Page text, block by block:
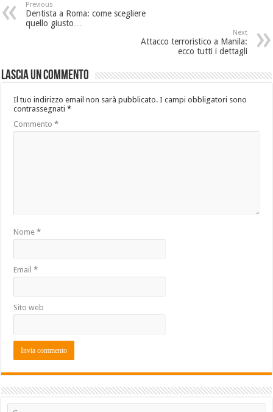
Previous
Dentista a Roma: come scegliere
quello giusto…
Next
Attacco terroristico a Manila:
ecco tutti i dettagli
Lascia un commento
Il tuo indirizzo email non sarà pubblicato. I campi obbligatori sono
contrassegnati*
Commento*
Nome*
Email*
Sito web